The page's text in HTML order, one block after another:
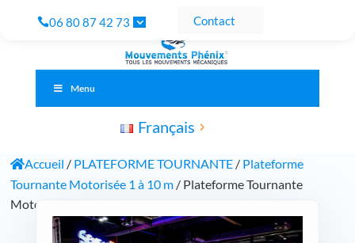
06 80 87 42 73 Contact
Menu
Français
Accueil / PLATEFORME TOURNANTE/ Plateforme
Tournante Motorisée 1 à 10 m/ Plateforme Tournante
Motorisée